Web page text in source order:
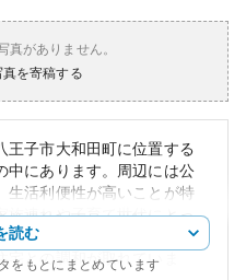
真がありません。
を寄稿する
王子市大和田町に位置する
中にあります。周辺には公
生活利便性が高いことが特
族連れや子育て世代にとっ
す。外観は現代的なデザイ
宅との調和が取れていま
読む
をもとにまとめています